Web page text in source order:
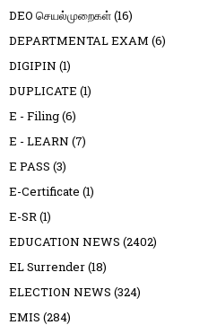
DEO செயல்முறைகள்(16)
DEPARTMENTAL EXAM (6)
DIGIPIN (1)
DUPLICATE (1)
E - Filing(6)
E - LEARN (7)
E PASS (3)
E-Certificate (1)
E-SR(1)
EDUCATION NEWS (2402)
EL Surrender(18)
ELECTION NEWS (324)
EMIS (284)